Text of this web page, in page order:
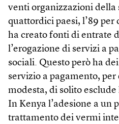
venti organizzazioni
quattordici paesi, l’89 per
ha creato fonti di entrate
l’erogazione di servizi a
sociali. Questo però ha
servizio a pagamento,
modesta, di solito
In Kenya l’adesione a un
trattamento dei vermi